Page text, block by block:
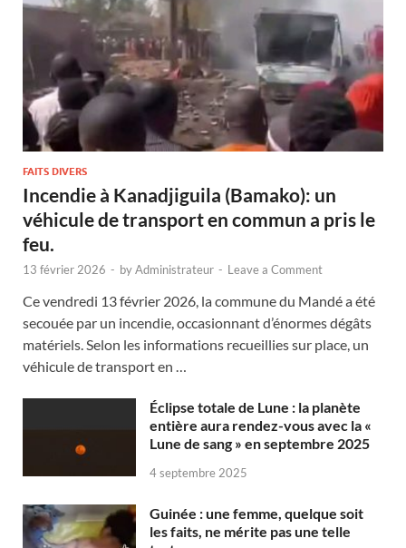
FAITS DIVERS
Incendie à Kanadjiguila (Bamako): un
véhicule de transport en commun a pris le
feu.
13 février 2026 - byAdministrateur - Leave a Comment
Ce vendredi 13 février 2026, la commune du Mandé a été
secouée par un incendie, occasionnant d’énormes dégâts
matériels. Selon les informations recueillies sur place, un
véhicule de transport en …
Éclipse totale de Lune : la planète
entière aura rendez-vous avec la «
Lune de sang » en septembre 2025
4 septembre 2025
Guinée : une femme, quelque soit
les faits, ne mérite pas une telle